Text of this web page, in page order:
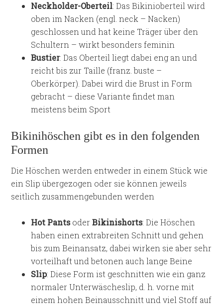
Neckholder-Oberteil: Das Bikinioberteil wird
oben im Nacken (engl. neck – Nacken)
geschlossen und hat keine Träger über den
Schultern – wirkt besonders feminin
Bustier: Das Oberteil liegt dabei eng an und
reicht bis zur Taille (franz. buste –
Oberkörper). Dabei wird die Brust in Form
gebracht – diese Variante findet man
meistens beim Sport
Bikinihöschen gibt es in den folgenden
Formen
Die Höschen werden entweder in einem Stück wie
ein Slip übergezogen oder sie können jeweils
seitlich zusammengebunden werden
Hot PantsoderBikinishorts: Die Höschen
haben einen extrabreiten Schnitt und gehen
bis zum Beinansatz, dabei wirken sie aber sehr
vorteilhaft und betonen auch lange Beine
Slip: Diese Form ist geschnitten wie ein ganz
normaler Unterwäscheslip, d. h. vorne mit
einem hohen Beinausschnitt und viel Stoff auf